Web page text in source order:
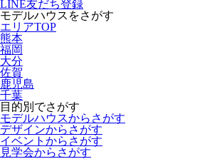
LINE友だち登録
モデルハウスをさがす
エリアTOP
熊本
福岡
大分
佐賀
鹿児島
千葉
目的別でさがす
モデルハウスからさがす
デザインからさがす
イベントからさがす
見学会からさがす